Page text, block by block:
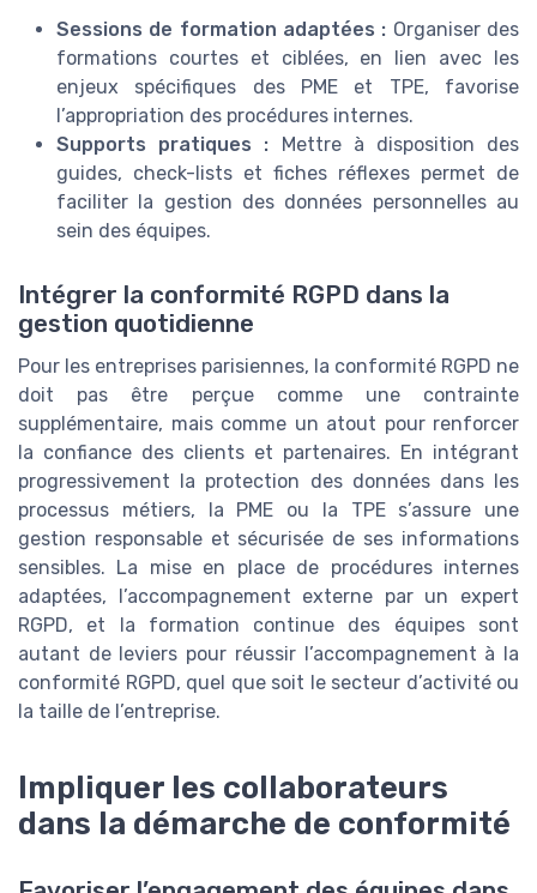
Sessions de formation adaptées : Organiser des
formations courtes et ciblées, en lien avec les
enjeux spécifiques des PME et TPE, favorise
l’appropriation des procédures internes.
Supports pratiques : Mettre à disposition des
guides, check-lists et fiches réflexes permet de
faciliter la gestion des données personnelles au
sein des équipes.
Intégrer la conformité RGPD dans la
gestion quotidienne
Pour les entreprises parisiennes, la conformité RGPD ne
doit pas être perçue comme une contrainte
supplémentaire, mais comme un atout pour renforcer
la confiance des clients et partenaires. En intégrant
progressivement la protection des données dans les
processus métiers, la PME ou la TPE s’assure une
gestion responsable et sécurisée de ses informations
sensibles. La mise en place de procédures internes
adaptées, l’accompagnement externe par un expert
RGPD, et la formation continue des équipes sont
autant de leviers pour réussir l’accompagnement à la
conformité RGPD, quel que soit le secteur d’activité ou
la taille de l’entreprise.
Impliquer les collaborateurs
dans la démarche de conformité